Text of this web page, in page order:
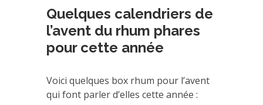
Quelques calendriers de
l’avent du rhum phares
pour cette année
Voici quelques box rhum pour l’avent
qui font parler d’elles cette année :